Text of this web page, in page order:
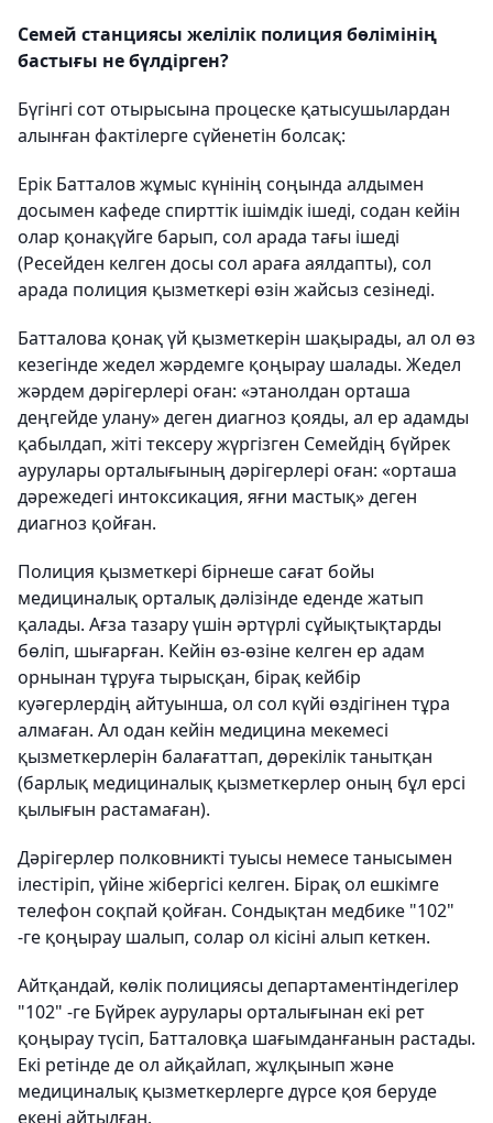
Семей станциясы желілік полиция бөлімінің
бастығы не бүлдірген?
Бүгінгі сот отырысына процеске қатысушылардан
алынған фактілерге сүйенетін болсақ:
Ерік Батталов жұмыс күнінің соңында алдымен
досымен кафеде спирттік ішімдік ішеді, содан кейін
олар қонақүйге барып, сол арада тағы ішеді
(Ресейден келген досы сол араға аялдапты), сол
арада полиция қызметкері өзін жайсыз сезінеді.
Батталова қонақ үй қызметкерін шақырады, ал ол өз
кезегінде жедел жәрдемге қоңырау шалады. Жедел
жәрдем дәрігерлері оған: «этанолдан орташа
деңгейде улану» деген диагноз қояды, ал ер адамды
қабылдап, жіті тексеру жүргізген Семейдің бүйрек
аурулары орталығының дәрігерлері оған: «орташа
дәрежедегі интоксикация, яғни мастық» деген
диагноз қойған.
Полиция қызметкері бірнеше сағат бойы
медициналық орталық дәлізінде еденде жатып
қалады. Ағза тазару үшін әртүрлі сұйықтықтарды
бөліп, шығарған. Кейін өз-өзіне келген ер адам
орнынан тұруға тырысқан, бірақ кейбір
куәгерлердің айтуынша, ол сол күйі өздігінен тұра
алмаған. Ал одан кейін медицина мекемесі
қызметкерлерін балағаттап, дөрекілік танытқан
(барлық медициналық қызметкерлер оның бұл ерсі
қылығын растамаған).
Дәрігерлер полковникті туысы немесе танысымен
ілестіріп, үйіне жібергісі келген. Бірақ ол ешкімге
телефон соқпай қойған. Сондықтан медбике "102"
-ге қоңырау шалып, солар ол кісіні алып кеткен.
Айтқандай, көлік полициясы департаментіндегілер
"102" -ге Бүйрек аурулары орталығынан екі рет
қоңырау түсіп, Батталовқа шағымданғанын растады.
Екі ретінде де ол айқайлап, жұлқынып және
медициналық қызметкерлерге дүрсе қоя беруде
екені айтылған.